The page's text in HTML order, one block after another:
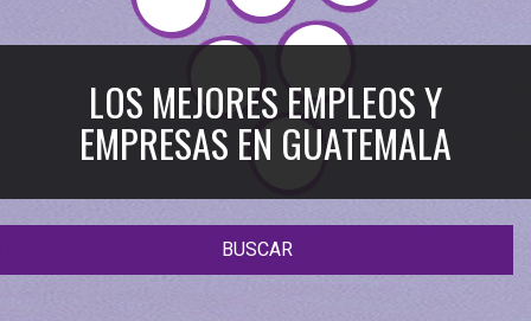
LOS MEJORES EMPLEOS Y
EMPRESAS EN GUATEMALA
BUSCAR